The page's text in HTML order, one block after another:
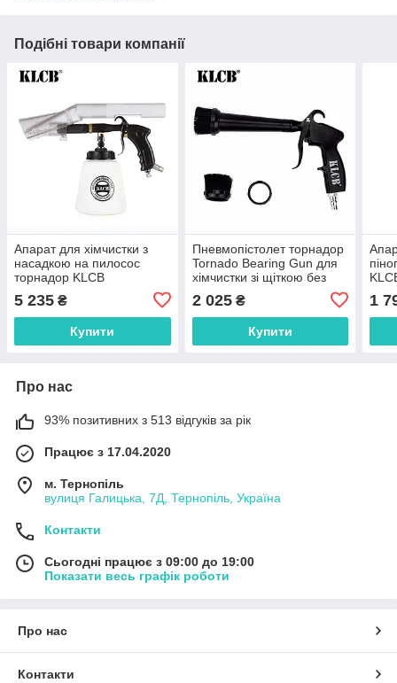
Подібні товари компанії
Апарат для хімчистки з
насадкою на пилосос
торнадор KLCB
5 235 ₴
Купити
Пневмопістолет торнадор
Tornado Bearing Gun для
хімчистки зі щіткою без
бачка для хімії KLCB KA-
B011
2 025₴
Купити
1
Про нас
93% позитивних з 513 відгуків за рік
Працює з 17.04.2020
м. Тернопіль
вулиця Галицька, 7Д, Тернопіль, Україна
Контакти
Сьогодні працює з 09:00 до 19:00
Показати весь графік роботи
Про нас
Контакти